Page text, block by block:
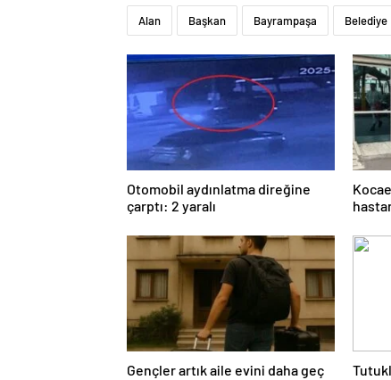
Alan Başkan Bayrampaşa Belediye
Otomobil aydınlatma direğine
çarptı: 2 yaralı
Gençler artık aile evini daha geç